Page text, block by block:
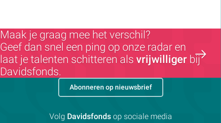
Maak je graag mee het verschil?
Geef dan snel een ping op onze radar en
laat je talenten schitteren als vrijwilliger bij
Davidsfonds.
Abonneren op nieuwsbrief
Volg Davidsfondsop sociale media